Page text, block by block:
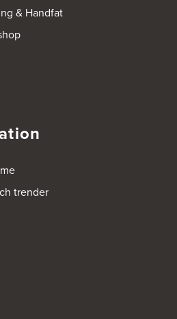
& Handfat
trender